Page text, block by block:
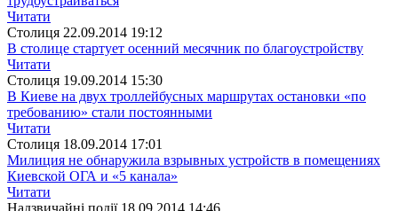
Читати
Столиця 22.09.2014 19:12
В столице стартует осенний месячник по благоустройству
Читати
Столиця 19.09.2014 15:30
В Киеве на двух троллейбусных маршрутах остановки «по
требованию» стали постоянными
Читати
Столиця 18.09.2014 17:01
Милиция не обнаружила взрывных устройств в помещениях
Киевской ОГА и «5 канала»
Читати
Надзвичайні події 18.09.2014 14:46